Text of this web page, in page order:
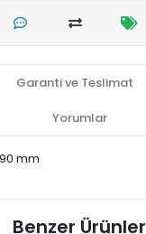
Garanti ve Teslimat
Yorumlar
mm
Benzer Ürünler